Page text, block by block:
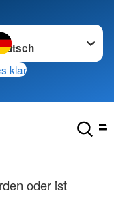
wechseln zu
klar
oder ist